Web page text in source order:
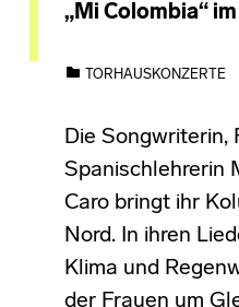
„Mi Colombia“
TORHAUSKONZERTE
Die Songwriterin,
Spanischlehrerin
Caro bringt ihr
Nord. In ihren
Klima und
der Frauen um